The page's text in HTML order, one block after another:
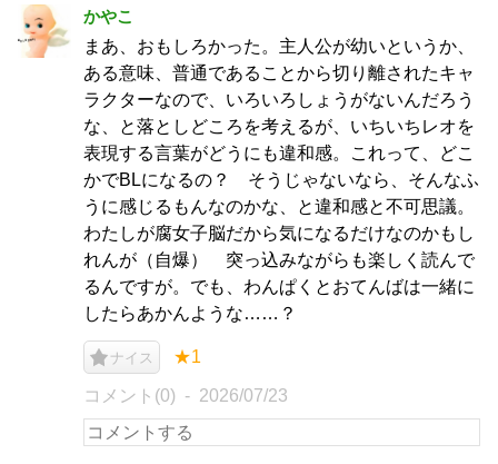
かやこ
まあ、おもしろかった。主人公が幼いというか、
ある意味、普通であることから切り離されたキャ
ラクターなので、いろいろしょうがないんだろう
な、と落としどころを考えるが、いちいちレオを
表現する言葉がどうにも違和感。これって、どこ
かでBLになるの？ そうじゃないなら、そんなふ
うに感じるもんなのかな、と違和感と不可思議。
わたしが腐女子脳だから気になるだけなのかもし
れんが（自爆） 突っ込みながらも楽しく読んで
るんですが。でも、わんぱくとおてんばは一緒に
したらあかんような……？
ナイス ★1
コメント(0) 2026/07/23